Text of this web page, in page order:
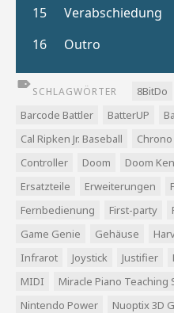
SCHLAGWÖRTER 8BitDo
Barcode Battler
BatterUP
Cal Ripken Jr. Baseball
Controller
Doom Doom
Ersatzteile
Erweiterungen
Fernbedienung
First-party
Game Genie
Gehäuse
Infrarot
Joystick Justifier
MIDI
Miracle Piano Teaching
Nintendo Power
Nuoptix 3D